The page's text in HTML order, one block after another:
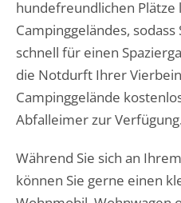
hundefreundlichen Plätze
Campinggeländes, sodass
schnell für einen
die Notdurft Ihrer
Campinggelände
Abfalleimer zur Verfügung.
Während Sie sich an
können Sie gerne einen